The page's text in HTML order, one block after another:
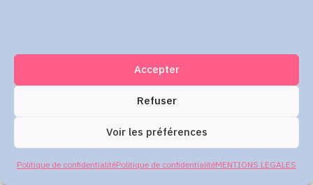
Accepter
Refuser
Voir les préférences
Politique de confidentialitéPolitique de confidentialitéMENTIONS LEGALES